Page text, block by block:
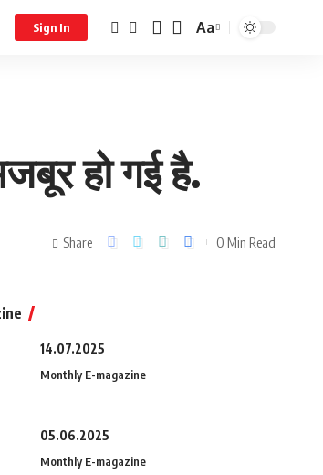
Sign In Aa
हो गई है.
Share 0 Min Read
14.07.2025
Monthly E-magazine
05.06.2025
Monthly E-magazine